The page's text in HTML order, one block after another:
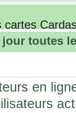
cartes
sont
de
et à
de votre
série
jour toutes
en